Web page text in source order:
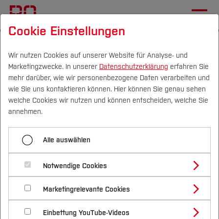
Campus Personen DE|EN Quicklinks
Studium
Studienangebote
Bachelorstudiengänge
Masterstudiengänge
Vor dem Studium
Bewerben & Einschreiben
Bewerbungsportal
Im Studium
Studienbüros und Prüfungen
Nach dem Studium
Forschung & Transfer
Profil
Forschungs- und Transferprofil
Schwerpunkte (FuT)
Beratung & Förderung
Nachhaltigkeit
Nachhaltigkeit studieren
International
Leicht gesagt und einfach
gemacht: Vorsorge und
Früherkennung von Darm-
und Hautkrebs
Im Fokus "Leicht gesagt und einfach gemacht:
Vorsorge und Früherkennung von Darm- und
Hautkrebs" stehen Menschen mit
Lernschwierigkeiten oder sogenannter geistiger
Cookie Einstellungen
Wir nutzen Cookies auf unserer Website für Analyse- und
Marketingzwecke. In unserer Datenschutzerklärung erfahren Sie
mehr darüber, wie wir personenbezogene Daten verarbeiten und
wie Sie uns kontaktieren können. Hier können Sie genau sehen
welche Cookies wir nutzen und können entscheiden, welche Sie
annehmen.
Alle auswählen
Notwendige Cookies
Marketingrelevante Cookies
Einbettung YouTube-Videos